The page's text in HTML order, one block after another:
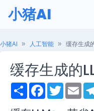
小猪AI
小猪AI 人工智能 缓存生成
缓存生成的
S
h
F
a
T
w
E
m